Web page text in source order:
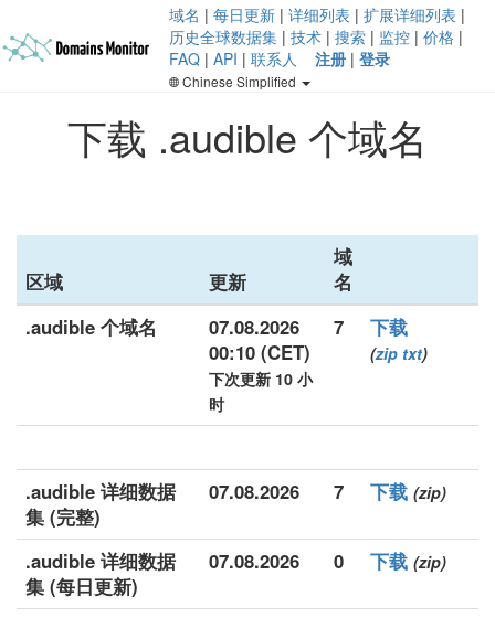
域名 | 每日更新 | 详细列表 | 扩展详细列表 |
历史全球数据集 | 技术 | 搜索 | 监控 | 价格 |
FAQ | API | 联系人 注册 | 登录
Chinese Simplified
下载 .audible 个域名
区域 更新
域
名
.audible 个域名
07.08.2026
00:10 (CET)
下次更新 10 小
时
7 下载
(zip txt)
.audible 详细数据
集 (完整)
07.08.2026 7 下载 (zip)
.audible 详细数据
集 (每日更新)
07.08.2026 0 下载 (zip)